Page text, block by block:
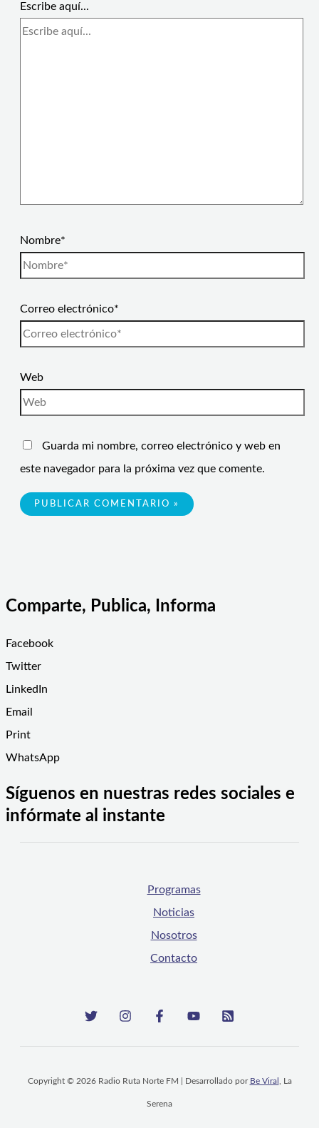
Escribe aquí...
Nombre*
Correo electrónico*
Web
Guarda mi nombre, correo electrónico y web en
este navegador para la próxima vez que comente.
Comparte, Publica, Informa
Facebook
Twitter
LinkedIn
Email
Print
WhatsApp
Síguenos en nuestras redes sociales e
infórmate al instante
Programas
Noticias
Nosotros
Contacto
Copyright © 2026 Radio Ruta Norte FM | Desarrollado por Be Viral , La
Serena